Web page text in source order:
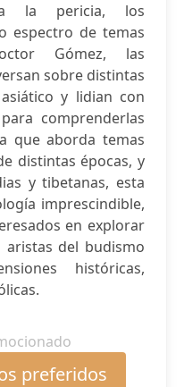
a la pericia, los
espectro de temas
Gómez, las
sobre distintas
y lidian con
comprenderlas
que aborda temas
distintas épocas, y
y tibetanas, esta
imprescindible,
en explorar
aristas del budismo
históricas,
preferidos